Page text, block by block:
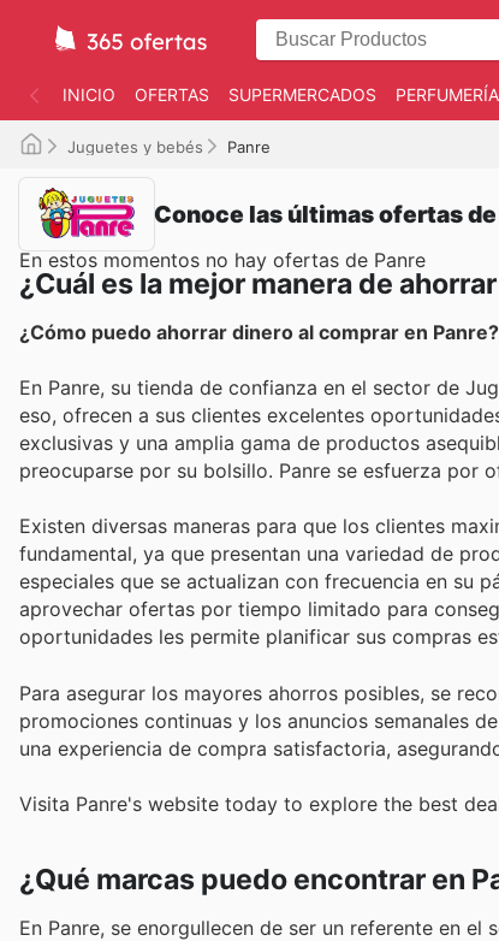
INICIO OFERTAS SUPERMERCADOS
Juguetes y bebés Panre
Conoce las últimas ofertas de
En estos momentos no hay ofertas de Panre
¿Cuál es la mejor manera de
¿Cómo puedo ahorrar dinero al comprar en Panre?
En Panre, su tienda de confianza en el sector de
eso, ofrecen a sus clientes excelentes
exclusivas y una amplia gama de productos
preocuparse por su bolsillo. Panre se esfuerza por
Existen diversas maneras para que los clientes
fundamental, ya que presentan una variedad de
especiales que se actualizan con frecuencia en su
aprovechar ofertas por tiempo limitado para
oportunidades les permite planificar sus compras
Para asegurar los mayores ahorros posibles, se
promociones continuas y los anuncios semanales
una experiencia de compra satisfactoria,
Visita Panre's website today to explore the best
¿Qué marcas puedo encontrar en
En Panre, se enorgullecen de ser un referente en